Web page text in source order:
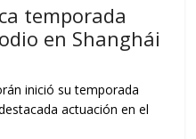
temporada
en Shanghái
inició su temporada
actuación en el